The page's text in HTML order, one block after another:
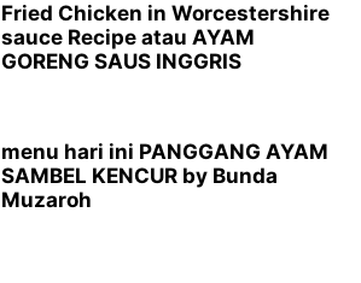
Fried Chicken in Worcestershire
sauce Recipe atau AYAM
GORENG SAUS INGGRIS
menu hari ini PANGGANG AYAM
SAMBEL KENCUR by Bunda
Muzaroh